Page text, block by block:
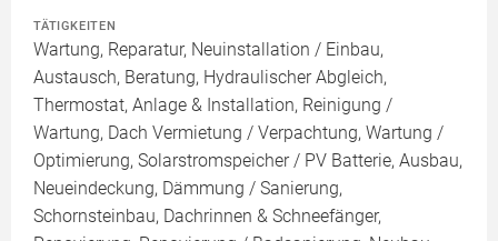
TÄTIGKEITEN
Wartung, Reparatur, Neuinstallation / Einbau,
Austausch, Beratung, Hydraulischer Abgleich,
Thermostat, Anlage & Installation, Reinigung /
Wartung, Dach Vermietung / Verpachtung, Wartung /
Optimierung, Solarstromspeicher / PV Batterie, Ausbau,
Neueindeckung, Dämmung / Sanierung,
Schornsteinbau, Dachrinnen & Schneefänger,